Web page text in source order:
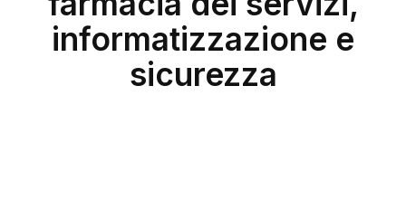
informatizzazione e
sicurezza